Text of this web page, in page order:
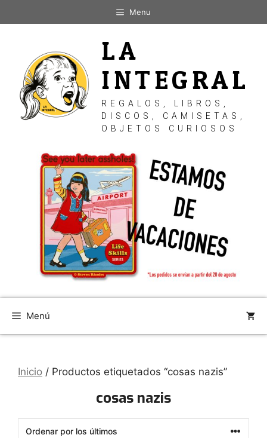
al
Menu
LA
INTEGRAL
REGALOS, LIBROS,
DISCOS, CAMISETAS,
OBJETOS CURIOSOS
Menú
Inicio / Productos etiquetados “cosas nazis”
cosas nazis